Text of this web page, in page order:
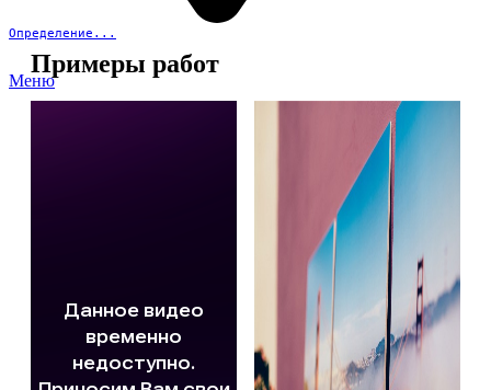
Определение...
Меню
Примеры работ